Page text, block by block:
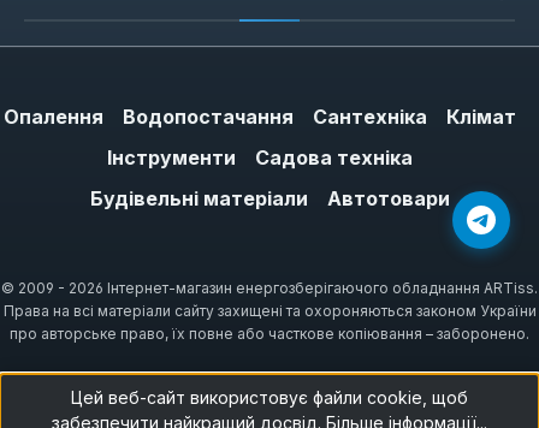
Опалення Водопостачання Сантехніка
Клімат
Інструменти
Садова техніка
Будівельні матеріали
Автотовари
© 2009 - 2026 Інтернет-магазин енергозберігаючого обладнання ARTiss.
Права на всі матеріали сайту захищені та охороняються законом України
про авторське право, їх повне або часткове копіювання – заборонено.
Цей веб-сайт використовує файли cookie, щоб
забезпечити найкращий досвід. Більше інформації...